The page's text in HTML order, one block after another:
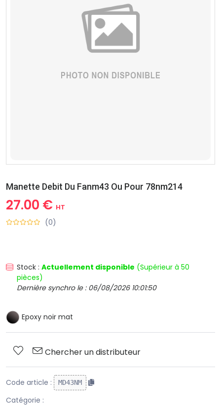
Manette Debit Du Fanm43 Ou Pour 78nm214
27.00 € HT
(0)
Stock : Actuellement disponible (Supérieur à 50
pièces)
Dernière synchro le : 06/08/2026 10:01:50
Epoxy noir mat
Chercher un distributeur
Code article : MD43NM
Catégorie :